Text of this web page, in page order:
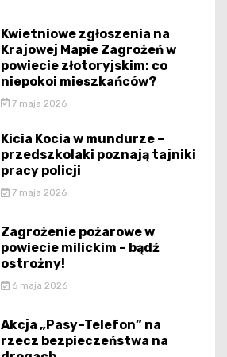
Kwietniowe zgłoszenia na
Krajowej Mapie Zagrożeń w
powiecie złotoryjskim: co
niepokoi mieszkańców?
7 maja 2026
Kicia Kocia w mundurze –
przedszkolaki poznają tajniki
pracy policji
7 maja 2026
Zagrożenie pożarowe w
powiecie milickim – bądź
ostrożny!
6 maja 2026
Akcja „Pasy–Telefon” na
rzecz bezpieczeństwa na